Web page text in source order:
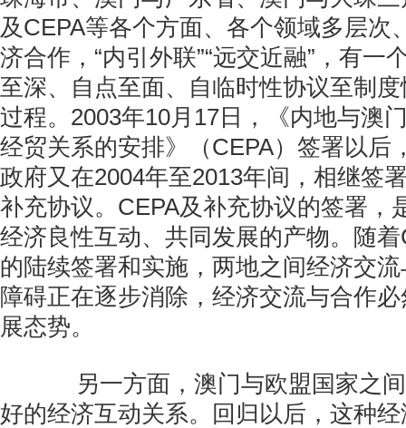
及CEPA等各个方面、各个领域多层次
济合作，“内引外联”“远交近融”，有一
至深、自点至面、自临时性协议至制
过程。2003年10月17日，《内地与澳
经贸关系的安排》（CEPA）签署以后
政府又在2004年至2013年间，相继签
补充协议。CEPA及补充协议的签署，
经济良性互动、共同发展的产物。随
的陆续签署和实施，两地之间经济交
障碍正在逐步消除，经济交流与合作
展态势。
另一方面，澳门与欧盟国家之间
好的经济互动关系。回归以后，这种